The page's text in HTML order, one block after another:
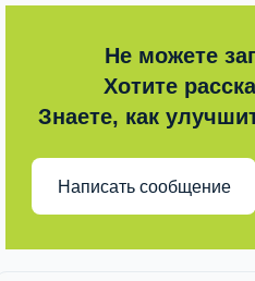
Не можете
Хотите
Знаете, как
Написать сообщение